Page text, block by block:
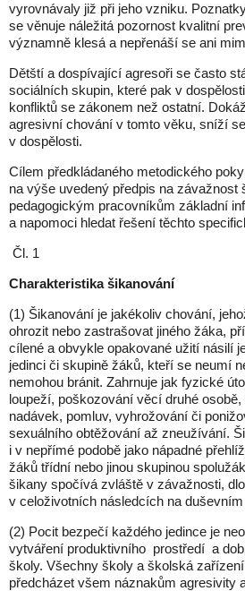
vyrovnávaly již při jeho vzniku.
se věnuje náležitá pozornost kvalitní
významně klesá a nepřenáší se ani
Dětští a dospívající agresoři se často
sociálních skupin, které pak v
konfliktů se zákonem než ostatní.
agresivní chování v tomto věku, sníží
v dospělosti.
Cílem předkládaného metodického
na výše uvedený předpis na závažnost
pedagogickým pracovníkům základní
a napomoci hledat řešení těchto
Čl. 1
Charakteristika šikanování
(1) Šikanování je jakékoliv chování,
ohrozit nebo zastrašovat jiného žáka,
cílené a obvykle opakované užití násilí
jedinci či skupině žáků, kteří se neumí
nemohou bránit. Zahrnuje jak fyzické
loupeží, poškozování věcí druhé
nadávek, pomluv, vyhrožování či
sexuálního obtěžování až zneužívání.
i v nepřímé podobě jako nápadné
žáků třídní nebo jinou skupinou
šikany spočívá zvláště v závažnosti,
v celoživotních následcích na
(2) Pocit bezpečí každého jedince je
vytváření produktivního prostředí a
školy. Všechny školy a školská
předcházet všem náznakům agresivity